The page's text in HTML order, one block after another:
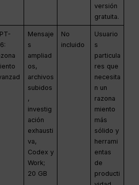
versión
gratuita.
Mensaje
s
ampliad
os,
archivos
subidos
,
investig
ación
exhausti
va,
Codex y
Work;
20 GB
No
incluido
Usuario
s
particula
res que
necesita
n un
razona
miento
más
sólido y
herrami
entas
de
producti